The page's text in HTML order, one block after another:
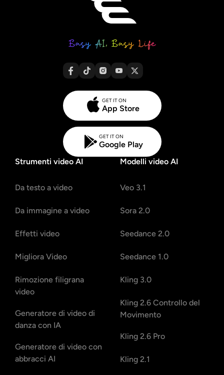
GET IT ON
App Store
GET IT ON
Google Play
Strumenti video AI
Da testo a video
Da immagine a video
Effetti video
Migliora Video
Rimozione filigrana
video
Generatore di video di
danza con IA
Generatore di video con
abbracci AI
Modelli video AI
Veo 3.1
Sora 2.0
Seedance 2.0
Seedance 1.0
Kling 3.0
Kling 2.6 Controllo del
Movimento
Kling 2.6 Pro
Kling 2.1